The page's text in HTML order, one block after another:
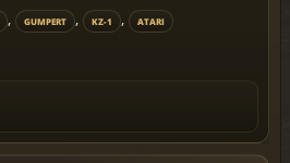
, GUMPERT , KZ-1 , ATARI